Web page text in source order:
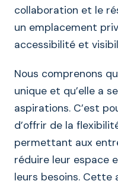
collaboration et le
un emplacement
accessibilité et
Nous comprenons
unique et qu’elle a
aspirations. C’est
d’offrir de la
permettant aux
réduire leur espace
leurs besoins.